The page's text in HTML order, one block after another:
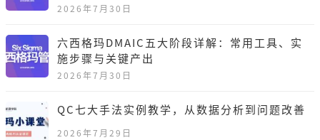
2026年7月30日
六西格玛DMAIC五大阶段详解：常用工具、实
施步骤与关键产出
2026年7月30日
QC七大手法实例教学，从数据分析到问题改善
2026年7月29日